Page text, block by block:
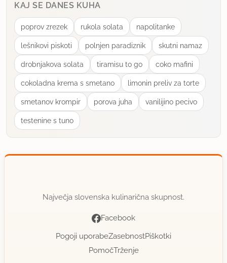
KAJ SE DANES KUHA
poprov zrezek rukola solata napolitanke
lešnikovi piskoti polnjen paradiznik skutni namaz
drobnjakova solata tiramisu to go coko mafini
cokoladna krema s smetano limonin preliv za torte
smetanov krompir porova juha vanilijino pecivo
testenine s tuno
Največja slovenska kulinarična skupnost.
Facebook
Pogoji uporabeZasebnostPiškotki
PomočTrženje